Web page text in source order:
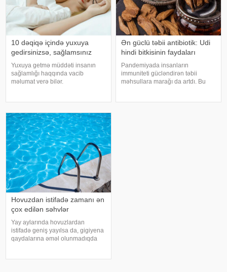
10 dəqiqə içində yuxuya
gedirsinizsə, sağlamsınız
Yuxuya getmə müddəti insanın
sağlamlığı haqqında vacib
məlumat verə bilər.
üzrə mütəxəssis Mişel Drerupun
sözlərinə görə
Ən güclü təbii antibiotik: Udi
hindi bitkisinin faydaları
Pandemiyada insanların
immuniteti gücləndirən təbii
məhsullara marağı da artdı. Bu
Hovuzdan istifadə zamanı ən
çox edilən səhvlər
Yay aylarında hovuzlardan
istifadə geniş yayılsa da, gigiyena
qaydalarına əməl olunmadıqda